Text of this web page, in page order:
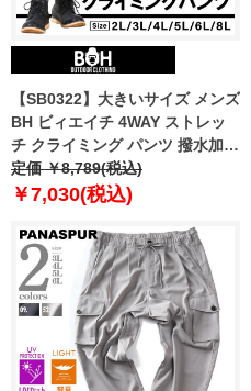
【SB0322】大きいサイズ メンズ
BH ビィエイチ 4WAY ストレッ
チ クライミング パンツ 撥水加工
bhp-240101t
定価 ￥8,789(税込)
￥7,030(税込)